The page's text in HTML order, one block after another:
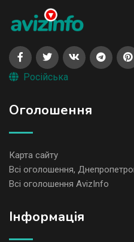
Російська
Оголошення
Карта сайту
Всі оголошення,
Всі оголошення AvizInfo
Iнформація